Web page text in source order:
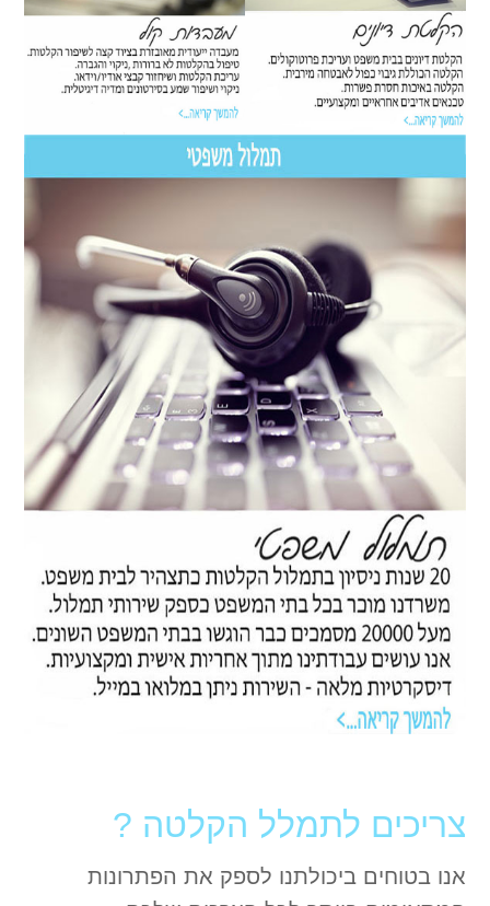
צריכים לתמלל הקלטה ?
אנו בטוחים ביכולתנו לספק את הפתרונות